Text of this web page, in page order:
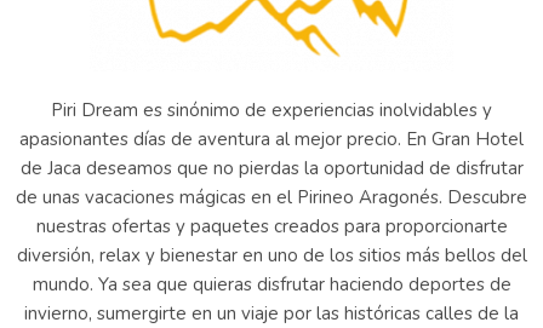
Piri Dream es sinónimo de experiencias inolvidables y
apasionantes días de aventura al mejor precio. En Gran Hotel
de Jaca deseamos que no pierdas la oportunidad de disfrutar
de unas vacaciones mágicas en el Pirineo Aragonés. Descubre
nuestras ofertas y paquetes creados para proporcionarte
diversión, relax y bienestar en uno de los sitios más bellos del
mundo. Ya sea que quieras disfrutar haciendo deportes de
invierno, sumergirte en un viaje por las históricas calles de la